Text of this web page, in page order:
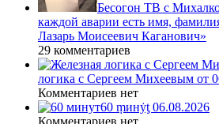
Бесогон ТВ с
каждой аварии есть имя,
Лазарь Моисеевич Каганович»
29 комментариев
логика с Сергеем Михеевым от
Комментариев нет
60 ṃинẏƫ 06.08.2026
Комментариев нет